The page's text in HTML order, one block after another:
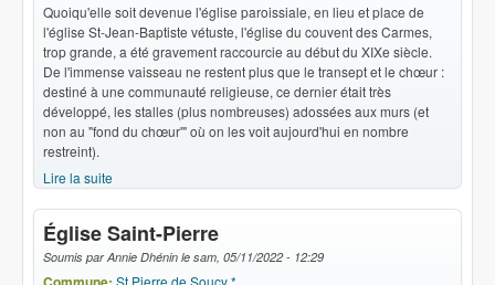
Quoiqu'elle soit devenue l'église paroissiale, en lieu et place de
l'église St-Jean-Baptiste vétuste, l'église du couvent des Carmes,
trop grande, a été gravement raccourcie au début du XIXe siècle.
De l'immense vaisseau ne restent plus que le transept et le chœur :
destiné à une communauté religieuse, ce dernier était très
développé, les stalles (plus nombreuses) adossées aux murs (et
non au "fond du chœur'" où on les voit aujourd'hui en nombre
restreint).
Lire la suite
Église Saint-Pierre
Soumis parAnnie Dhénin le sam, 05/11/2022 - 12:29
St Pierre de Soucy *